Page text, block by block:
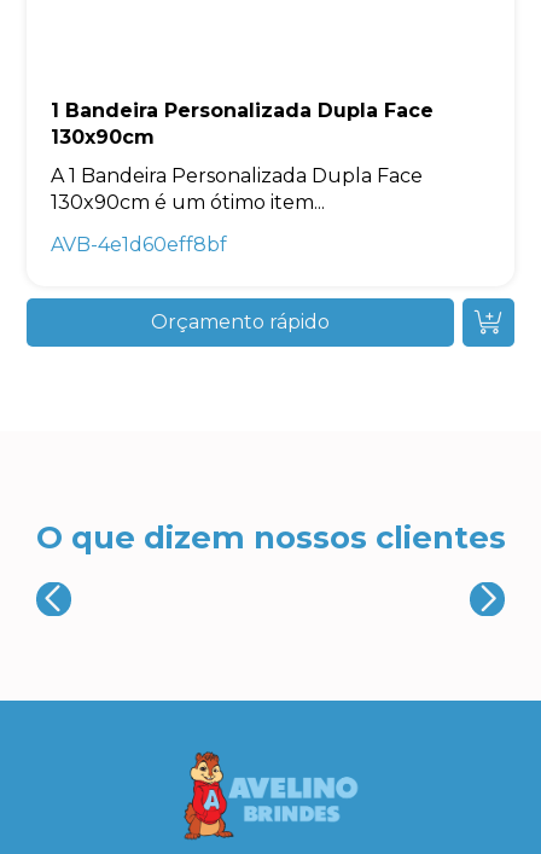
1 Bandeira Personalizada Dupla Face
130x90cm
A 1 Bandeira Personalizada Dupla Face
130x90cm é um ótimo item...
AVB-4e1d60eff8bf
Orçamento rápido
O que dizem nossos clientes